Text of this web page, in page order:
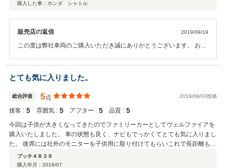
購入した車：ホンダ シャトル
販売店の返信 2019/09/19
この度は弊社車両のご購入いただき誠にありがとうございます。 お急
た。 ご満足頂けたようで弊社として嬉しく思います。 是非こちらこそ
今後ともよろしくお願いいたします。
とても気に入りました。
総合評価 5点 2019/09/03投稿
接客 : 5 雰囲気 : 5 アフター : 5 品質 : 5
今回は子供が大きくなってきたのでファミリーカーとしてヴェルファイアを
購入いたしました。 車の状態も良く、ナビもでっかくてとても気に入りまし
た。 後席には社外のモニターを子供用に取り付けてもらいこれで長距離も安
心です。w ボディーコーティングもお願いし、納車時には車両に艶が出て新
車のような雰囲気に なっていてとても感動しました！！ とても満足のでき
プッチ４８３９
購入年月： 2019/07